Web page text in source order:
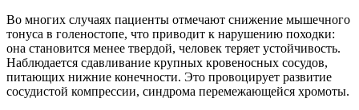
Во многих случаях пациенты отмечают снижение мышечного
тонуса в голеностопе, что приводит к нарушению походки:
она становится менее твердой, человек теряет устойчивость.
Наблюдается сдавливание крупных кровеносных сосудов,
питающих нижние конечности. Это провоцирует развитие
сосудистой компрессии, синдрома перемежающейся хромоты.